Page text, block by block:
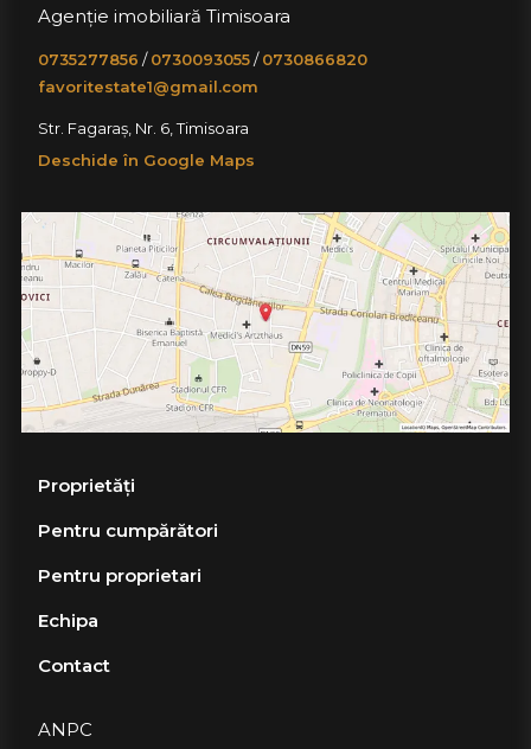
Agenție imobiliară Timisoara
0735277856 /0730093055/0730866820
favoritestate1@gmail.com
Str. Fagaraș, Nr. 6, Timisoara
Deschide în Google Maps
Proprietăți
Pentru cumpărători
Pentru proprietari
Echipa
Contact
ANPC